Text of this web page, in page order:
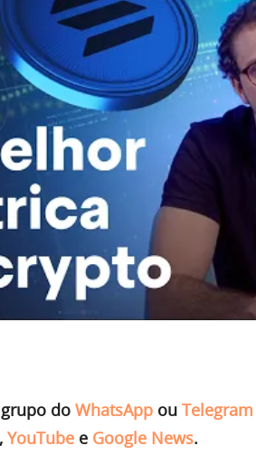
do WhatsApp ou Telegram
, YouTube e Google News.